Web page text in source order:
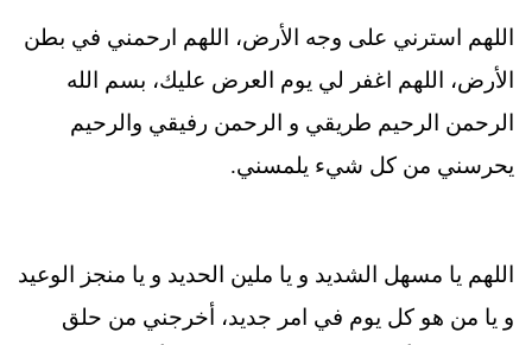
اللهم استرني على وجه الأرض، اللهم ارحمني في بطن
الأرض، اللهم اغفر لي يوم العرض عليك، بسم الله
الرحمن الرحيم طريقي و الرحمن رفيقي والرحيم
يحرسني من كل شيء يلمسني.
اللهم يا مسهل الشديد و يا ملين الحديد و يا منجز الوعيد
و يا من هو كل يوم في امر جديد، أخرجني من حلق